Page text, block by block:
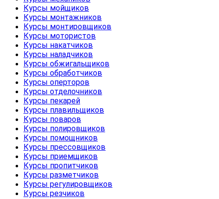
Курсы мойщиков
Курсы монтажников
Курсы монтировщиков
Курсы мотористов
Курсы накатчиков
Курсы наладчиков
Курсы обжигальщиков
Курсы обработчиков
Курсы оперторов
Курсы отделочников
Курсы пекарей
Курсы плавильщиков
Курсы поваров
Курсы полировщиков
Курсы помощников
Курсы прессовщиков
Курсы приемщиков
Курсы пропитчиков
Курсы разметчиков
Курсы регулировщиков
Курсы резчиков